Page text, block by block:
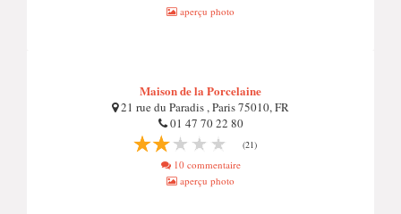
aperçu photo
Maison de la Porcelaine
21 rue du Paradis , Paris 75010, FR
01 47 70 22 80
(21)
10 commentaire
aperçu photo